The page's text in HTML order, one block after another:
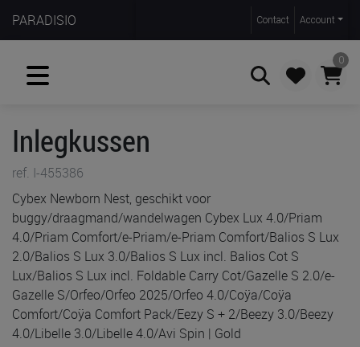
PARADISIO Contact Account
0
Inlegkussen
ref. I-455386
Cybex Newborn Nest, geschikt voor
buggy/draagmand/wandelwagen Cybex Lux 4.0/Priam
4.0/Priam Comfort/e-Priam/e-Priam Comfort/Balios S Lux
2.0/Balios S Lux 3.0/Balios S Lux incl. Balios Cot S
Lux/Balios S Lux incl. Foldable Carry Cot/Gazelle S 2.0/e-
Gazelle S/Orfeo/Orfeo 2025/Orfeo 4.0/Coÿa/Coÿa
Comfort/Coÿa Comfort Pack/Eezy S + 2/Beezy 3.0/Beezy
4.0/Libelle 3.0/Libelle 4.0/Avi Spin | Gold